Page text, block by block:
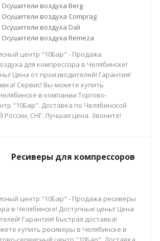
Осушители воздуха Berg
Осушители воздуха Comprag
Осушители воздуха Dali
Осушители воздуха Remeza
центр "10Бар" - Продажа
для компрессора в Челябинске!
Цена от производителей! Гарантия!
Сервис! Вы можете купить
в компании Торгово-
"10Бар". Доставка по Челябинской
России, СНГ. Лучшая цена. Звоните!
Ресиверы для компрессоров
центр "10Бар" - Продажа ресиверы
в Челябинске! Доступные цены! Цена
Гарантия! Быстрая доставка!
купить ресиверы в Челябинске в